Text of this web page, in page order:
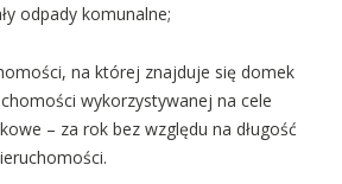
odpady komunalne;
na której znajduje się domek
wykorzystywanej na cele
– za rok bez względu na długość